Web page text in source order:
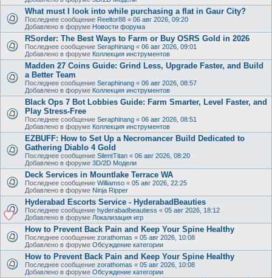
What must I look into while purchasing a flat in Gaur City?
Последнее сообщение Reeltor88 « 06 авг 2026, 09:20
Добавлено в форуме Новости форума
RSorder: The Best Ways to Farm or Buy OSRS Gold in 2026
Последнее сообщение Seraphinang « 06 авг 2026, 09:01
Добавлено в форуме Коллекция инструментов
Madden 27 Coins Guide: Grind Less, Upgrade Faster, and Build
a Better Team
Последнее сообщение Seraphinang « 06 авг 2026, 08:57
Добавлено в форуме Коллекция инструментов
Black Ops 7 Bot Lobbies Guide: Farm Smarter, Level Faster, and
Play Stress-Free
Последнее сообщение Seraphinang « 06 авг 2026, 08:51
Добавлено в форуме Коллекция инструментов
EZBUFF: How to Set Up a Necromancer Build Dedicated to
Gathering Diablo 4 Gold
Последнее сообщение SilentTitan « 06 авг 2026, 08:20
Добавлено в форуме 3D/2D Модели
Deck Services in Mountlake Terrace WA
Последнее сообщение Williamso « 05 авг 2026, 22:25
Добавлено в форуме Ninja Ripper
Hyderabad Escorts Service - HyderabadBeauties
Последнее сообщение hyderabadbeautiess « 05 авг 2026, 18:12
Добавлено в форуме Локализация игр
How to Prevent Back Pain and Keep Your Spine Healthy
Последнее сообщение zorathomas « 05 авг 2026, 10:08
Добавлено в форуме Обсуждение категории
How to Prevent Back Pain and Keep Your Spine Healthy
Последнее сообщение zorathomas « 05 авг 2026, 10:08
Добавлено в форуме Обсуждение категории